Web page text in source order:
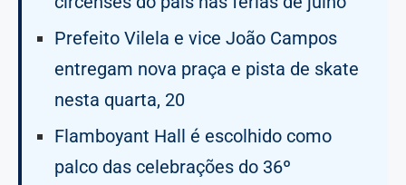
Prefeito Vilela e vice João Campos
entregam nova praça e pista de skate
nesta quarta, 20
Flamboyant Hall é escolhido como
palco das celebrações do 36º